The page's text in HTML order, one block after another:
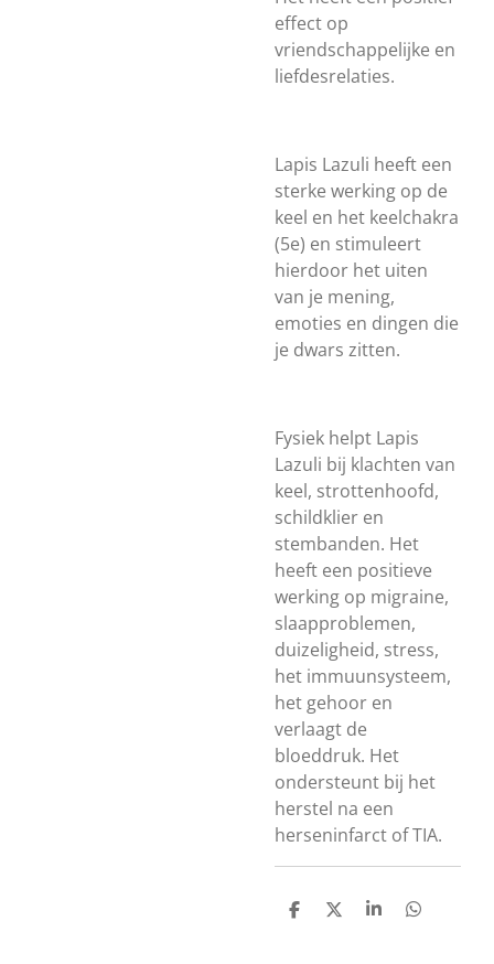
effect op
vriendschappelijke en
liefdesrelaties.
Lapis Lazuli heeft een
sterke werking op de
keel en het keelchakra
(5e) en stimuleert
hierdoor het uiten
van je mening,
emoties en dingen die
je dwars zitten.
Fysiek helpt Lapis
Lazuli bij klachten van
keel, strottenhoofd,
schildklier en
stembanden. Het
heeft een positieve
werking op migraine,
slaapproblemen,
duizeligheid, stress,
het immuunsysteem,
het gehoor en
verlaagt de
bloeddruk. Het
ondersteunt bij het
herstel na een
herseninfarct of TIA.
D
D
S
D